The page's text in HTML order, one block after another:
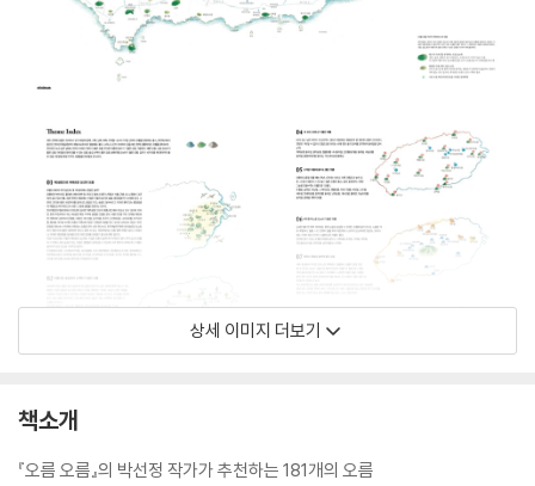
상세 이미지 더보기
책소개
『오름 오름』의 박선정 작가가 추천하는 181개의 오름